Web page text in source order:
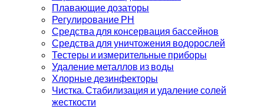
Плавающие дозаторы
Регулирование РН
Средства для консервация бассейнов
Средства для уничтожения водорослей
Тестеры и измерительные приборы
Удаление металлов из воды
Хлорные дезинфекторы
Чистка. Стабилизация и удаление солей
жесткости